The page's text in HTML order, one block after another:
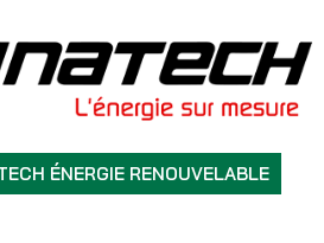
ÉNERGIE RENOUVELABLE